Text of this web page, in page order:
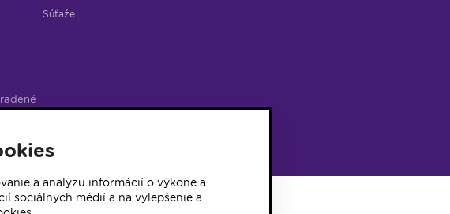
Súťaže
a analýzu informácií o výkone a
sociálnych médií a na vylepšenie a